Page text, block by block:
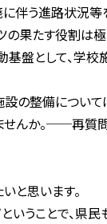
う進路状況等
果たす役割は
基盤として、
の整備につい
んか。──再質問
と思います。
いうことで、県